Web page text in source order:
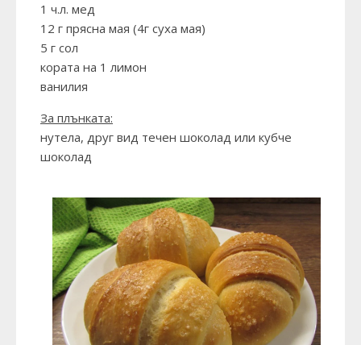
1 ч.л. мед
12 г прясна мая (4г суха мая)
5 г сол
кората на 1 лимон
ванилия
За плънката:
нутела, друг вид течен шоколад или кубче
шоколад